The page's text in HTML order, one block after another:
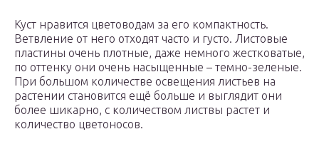
Куст нравится цветоводам за его компактность.
Ветвление от него отходят часто и густо. Листовые
пластины очень плотные, даже немного жестковатые,
по оттенку они очень насыщенные – темно-зеленые.
При большом количестве освещения листьев на
растении становится ещё больше и выглядит они
более шикарно, с количеством листвы растет и
количество цветоносов.